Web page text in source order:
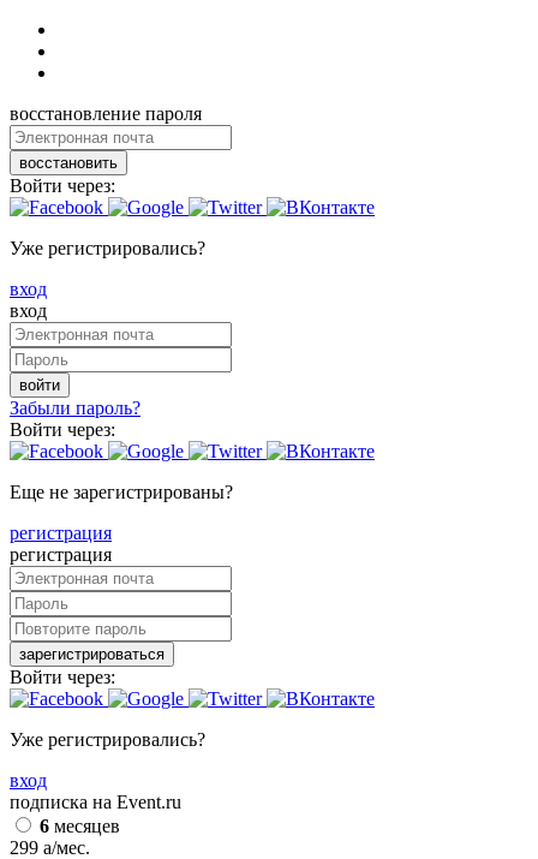
восстановление пароля
восстановить
Войти через:
Уже регистрировались?
вход
вход
войти
Забыли пароль?
Войти через:
Еще не зарегистрированы?
регистрация
регистрация
зарегистрироваться
Войти через:
Уже регистрировались?
вход
подписка на Event.ru
6 месяцев
299 a/мес.